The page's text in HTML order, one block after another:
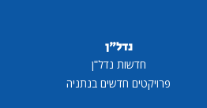
נדל"ן
חדשות נדל"ן
פרויקטים חדשים בנתניה